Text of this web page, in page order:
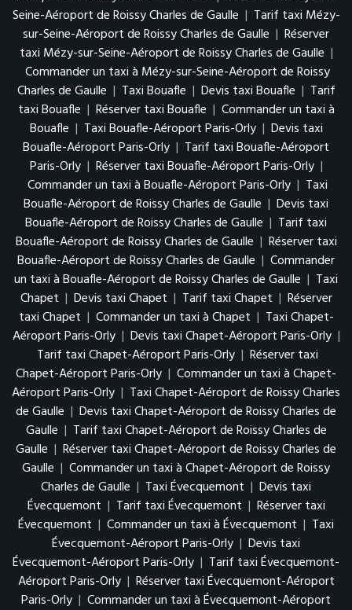
Seine-Aéroport de Roissy Charles de Gaulle | Tarif taxi Mézy-
sur-Seine-Aéroport de Roissy Charles de Gaulle | Réserver
taxi Mézy-sur-Seine-Aéroport de Roissy Charles de Gaulle |
Commander un taxi à Mézy-sur-Seine-Aéroport de Roissy
Charles de Gaulle | Taxi Bouafle | Devis taxi Bouafle | Tarif
taxi Bouafle | Réserver taxi Bouafle | Commander un taxi à
Bouafle | Taxi Bouafle-Aéroport Paris-Orly | Devis taxi
Bouafle-Aéroport Paris-Orly | Tarif taxi Bouafle-Aéroport
Paris-Orly | Réserver taxi Bouafle-Aéroport Paris-Orly |
Commander un taxi à Bouafle-Aéroport Paris-Orly | Taxi
Bouafle-Aéroport de Roissy Charles de Gaulle | Devis taxi
Bouafle-Aéroport de Roissy Charles de Gaulle | Tarif taxi
Bouafle-Aéroport de Roissy Charles de Gaulle | Réserver taxi
Bouafle-Aéroport de Roissy Charles de Gaulle | Commander
un taxi à Bouafle-Aéroport de Roissy Charles de Gaulle | Taxi
Chapet | Devis taxi Chapet | Tarif taxi Chapet | Réserver
taxi Chapet | Commander un taxi à Chapet | Taxi Chapet-
Aéroport Paris-Orly | Devis taxi Chapet-Aéroport Paris-Orly |
Tarif taxi Chapet-Aéroport Paris-Orly | Réserver taxi
Chapet-Aéroport Paris-Orly | Commander un taxi à Chapet-
Aéroport Paris-Orly | Taxi Chapet-Aéroport de Roissy Charles
de Gaulle | Devis taxi Chapet-Aéroport de Roissy Charles de
Gaulle | Tarif taxi Chapet-Aéroport de Roissy Charles de
Gaulle | Réserver taxi Chapet-Aéroport de Roissy Charles de
Gaulle | Commander un taxi à Chapet-Aéroport de Roissy
Charles de Gaulle | Taxi Évecquemont | Devis taxi
Évecquemont | Tarif taxi Évecquemont | Réserver taxi
Évecquemont | Commander un taxi à Évecquemont | Taxi
Évecquemont-Aéroport Paris-Orly | Devis taxi
Évecquemont-Aéroport Paris-Orly | Tarif taxi Évecquemont-
Aéroport Paris-Orly | Réserver taxi Évecquemont-Aéroport
Paris-Orly | Commander un taxi à Évecquemont-Aéroport